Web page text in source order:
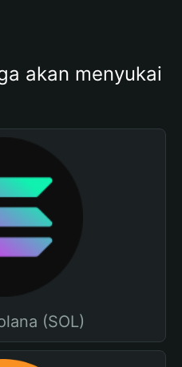
akan menyukai
(SOL)